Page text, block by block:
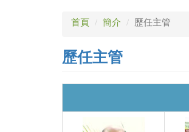
首頁 簡介 歷任主管
歷任主管